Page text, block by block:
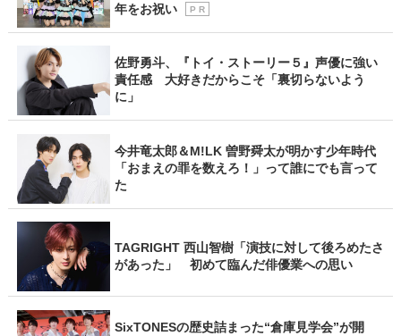
年をお祝い
P R
佐野勇斗、『トイ・ストーリー５』声優に強い
責任感 大好きだからこそ「裏切らないよう
に」
今井竜太郎＆M!LK 曽野舜太が明かす少年時代
「おまえの罪を数えろ！」って誰にでも言って
た
TAGRIGHT 西山智樹「演技に対して後ろめたさ
があった」 初めて臨んだ俳優業への思い
SixTONESの歴史詰まった“倉庫見学会”が開